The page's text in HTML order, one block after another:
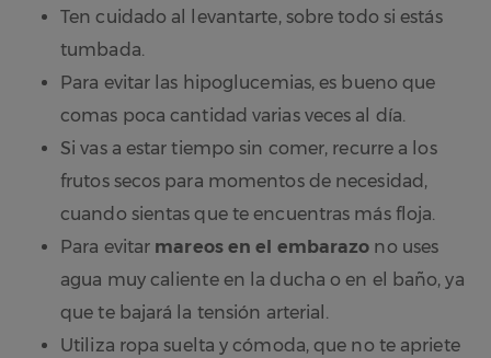
Ten cuidado al levantarte, sobre todo si estás
tumbada.
Para evitar las hipoglucemias, es bueno que
comas poca cantidad varias veces al día.
Si vas a estar tiempo sin comer, recurre a los
frutos secos para momentos de necesidad,
cuando sientas que te encuentras más floja.
Para evitar mareos en el embarazo no uses
agua muy caliente en la ducha o en el baño, ya
que te bajará la tensión arterial.
Utiliza ropa suelta y cómoda, que no te apriete